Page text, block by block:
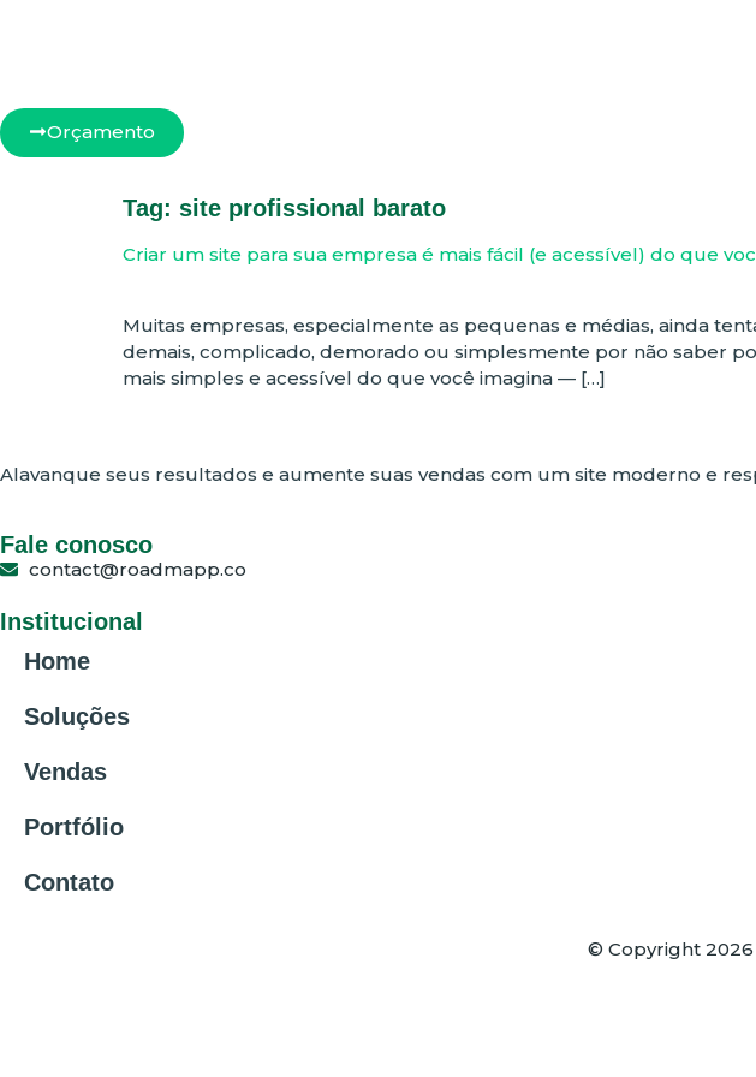
Orçamento
Tag: site profissional barato
Criar um site para sua empresa é mais fácil (e acessível) do que
Muitas empresas, especialmente as pequenas e médias, ainda
demais, complicado, demorado ou simplesmente por não saber
mais simples e acessível do que você imagina — […]
Alavanque seus resultados e aumente suas vendas com um site moderno e
Fale conosco
contact@roadmapp.co
Institucional
Home
Soluções
Vendas
Portfólio
Contato
© Copyright